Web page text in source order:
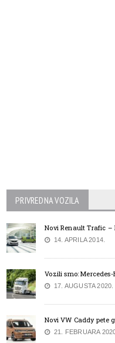
PRIVREDNA VOZILA
Novi Renault Trafic –
14. APRILA 2014.
Vozili smo:
17. AUGUSTA 2020.
Novi VW Caddy pete
21. FEBRUARA